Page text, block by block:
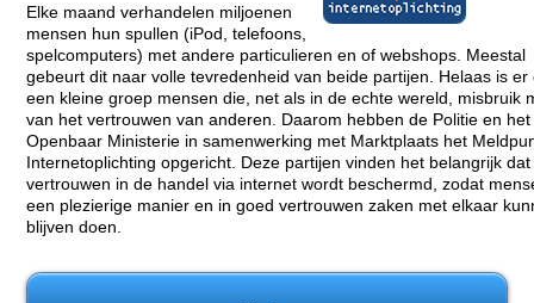
Elke maand verhandelen miljoenen
mensen hun spullen (iPod, telefoons,
spelcomputers) met andere particulieren en of webshops. Meestal
gebeurt dit naar volle tevredenheid van beide partijen. Helaas is er
een kleine groep mensen die, net als in de echte wereld, misbruik
van het vertrouwen van anderen. Daarom hebben de Politie en het
Openbaar Ministerie in samenwerking met Marktplaats het
Internetoplichting opgericht. Deze partijen vinden het belangrijk
vertrouwen in de handel via internet wordt beschermd, zodat
een plezierige manier en in goed vertrouwen zaken met elkaar
blijven doen.